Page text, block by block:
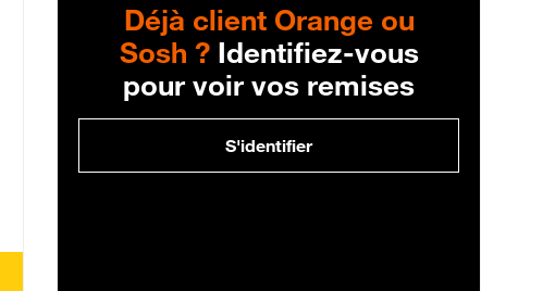
Déjà client Orange ou
Sosh ?Identifiez-vous
pour voir vos remises
S'identifier